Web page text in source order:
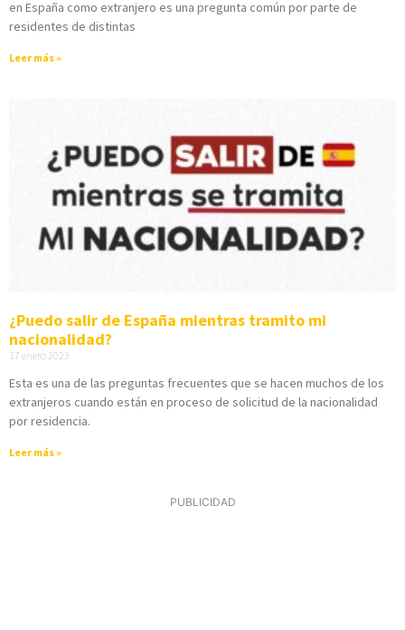
en España como extranjero es una pregunta común por parte de
residentes de distintas
Leer más »
¿Puedo salir de España mientras tramito mi
nacionalidad?
17 enero 2023
Esta es una de las preguntas frecuentes que se hacen muchos de los
extranjeros cuando están en proceso de solicitud de la nacionalidad
por residencia.
Leer más »
PUBLICIDAD